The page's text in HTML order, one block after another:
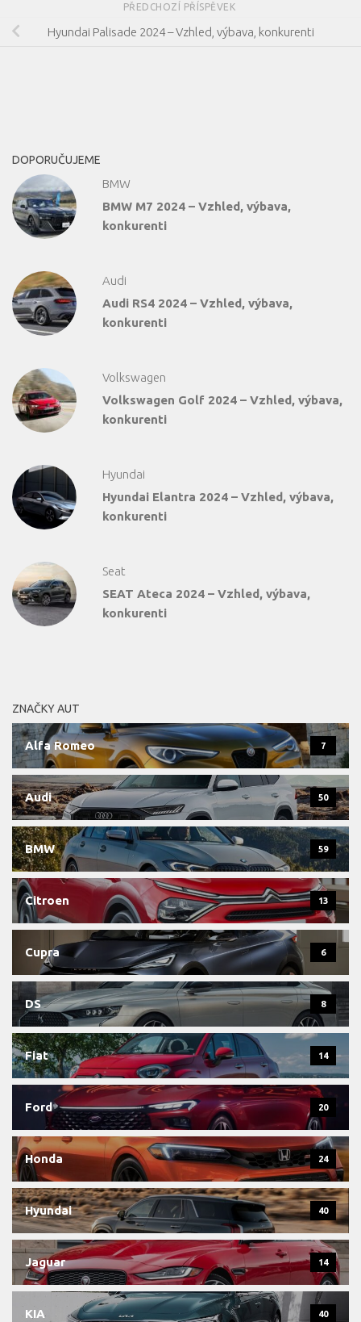
PŘEDCHOZÍ PŘÍSPĚVEK
Hyundai Palisade 2024 – Vzhled, výbava, konkurenti
DOPORUČUJEME
BMW
BMW M7 2024 – Vzhled, výbava,
konkurenti
Audi
Audi RS4 2024 – Vzhled, výbava,
konkurenti
Volkswagen
Volkswagen Golf 2024 – Vzhled, výbava,
konkurenti
Hyundai
Hyundai Elantra 2024 – Vzhled, výbava,
konkurenti
Seat
SEAT Ateca 2024 – Vzhled, výbava,
konkurenti
ZNAČKY AUT
Alfa Romeo 7
Audi 50
BMW 59
Citroen 13
Cupra 6
DS 8
Fiat 14
Ford 20
Honda 24
Hyundai 40
Jaguar 14
KIA 40